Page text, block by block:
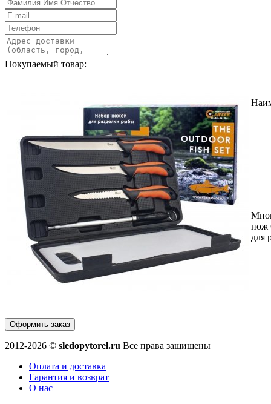
Покупаемый товар:
нож
для
Оформить заказ
2012-2026 © sledopytorel.ru Все права защищены
Оплата и доставка
Гарантия и возврат
О нас